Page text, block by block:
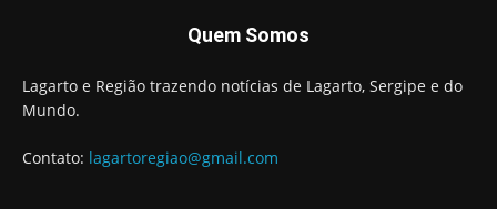
Quem Somos
Lagarto e Região trazendo notícias de Lagarto, Sergipe e do
Mundo.
Contato: lagartoregiao@gmail.com